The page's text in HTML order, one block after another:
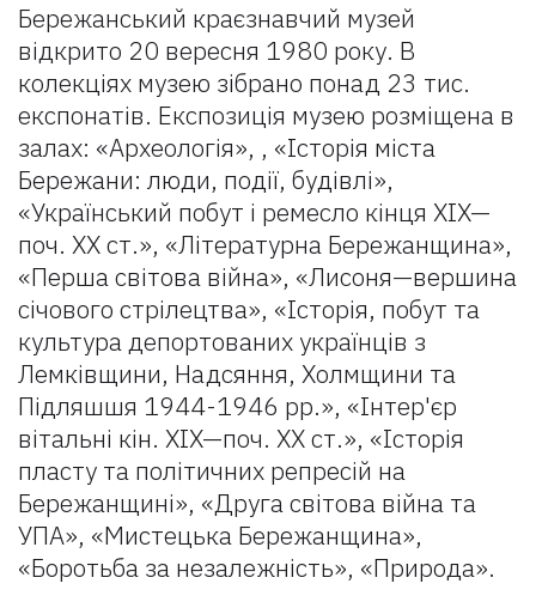
Бережанський краєзнавчий музей
відкрито 20 вересня 1980 року. В
колекціях музею зібрано понад 23 тис.
експонатів. Експозиція музею розміщена в
залах: «Археологія», , «Історія міста
Бережани: люди, події, будівлі»,
«Український побут і ремесло кінця XIX—
поч. XX ст.», «Літературна Бережанщина»,
«Перша світова війна», «Лисоня—вершина
січового стрілецтва», «Історія, побут та
культура депортованих українців з
Лемківщини, Надсяння, Холмщини та
Підляшшя 1944-1946 рр.», «Інтер'єр
вітальні кін. XIX—поч. XX ст.», «Iсторія
плаcту та політичних репресій на
Бережанщині», «Друга світова війна та
УПА», «Мистецька Бережанщина»,
«Боротьба за незалежність», «Природа».